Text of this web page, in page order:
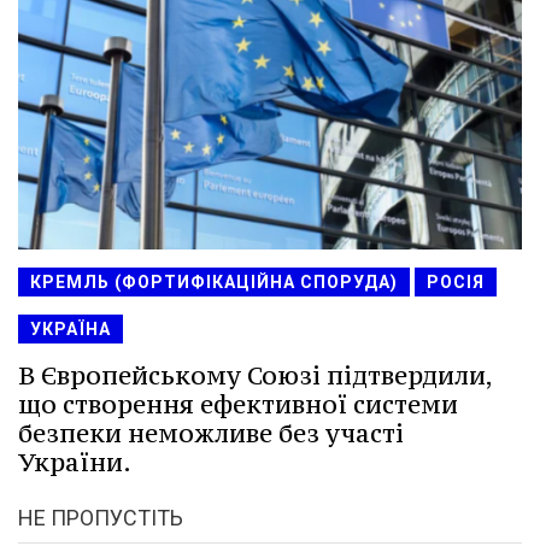
КРЕМЛЬ (ФОРТИФІКАЦІЙНА СПОРУДА) РОСІЯ
УКРАЇНА
В Європейському Союзі підтвердили,
що створення ефективної системи
безпеки неможливе без участі
України.
НЕ ПРОПУСТІТЬ